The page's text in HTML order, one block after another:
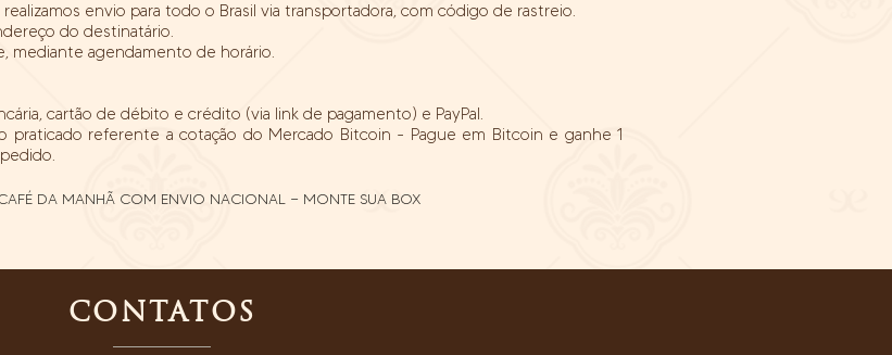
envio para todo o Brasil via transportadora, com código de rastreio.
do destinatário.
mediante agendamento de horário.
cartão de débito e crédito (via link de pagamento) e PayPal.
praticado referente a cotação do Mercado Bitcoin - Pague em Bitcoin e ganhe 1
CAFÉ DA MANHÃ COM ENVIO NACIONAL — MONTE SUA BOX
CONTATOS